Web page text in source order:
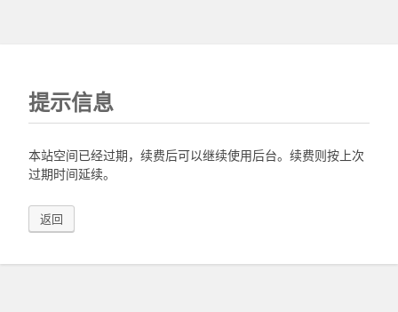
提示信息
本站空间已经过期，续费后可以继续使用后台。续费则按上次
过期时间延续。
返回